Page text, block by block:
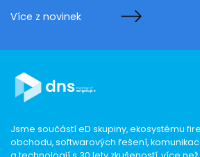
Více z novinek
Jsme součástí eD skupiny, ekosystému
obchodu, softwarových řešení,